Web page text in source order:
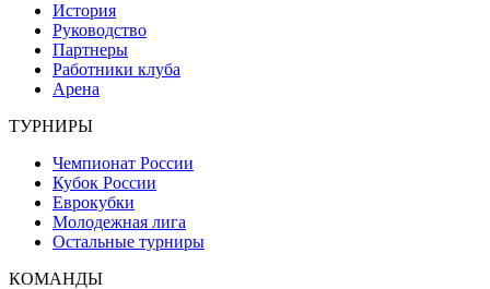
История
Руководство
Партнеры
Работники клуба
Арена
ТУРНИРЫ
Чемпионат России
Кубок России
Еврокубки
Молодежная лига
Остальные турниры
КОМАНДЫ